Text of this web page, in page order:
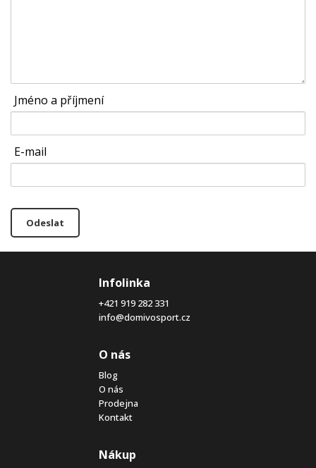
Jméno a příjmení
E-mail
Odeslat
Infolinka
+421 919 282 331
info@domivosport.cz
O nás
Blog
O nás
Prodejna
Kontakt
Nákup